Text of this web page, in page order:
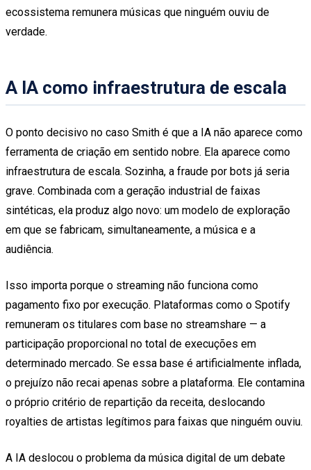
ecossistema remunera músicas que ninguém ouviu de
verdade.
A IA como infraestrutura de escala
O ponto decisivo no caso Smith é que a IA não aparece como
ferramenta de criação em sentido nobre. Ela aparece como
infraestrutura de escala. Sozinha, a fraude por bots já seria
grave. Combinada com a geração industrial de faixas
sintéticas, ela produz algo novo: um modelo de exploração
em que se fabricam, simultaneamente, a música e a
audiência.
Isso importa porque o streaming não funciona como
pagamento fixo por execução. Plataformas como o Spotify
remuneram os titulares com base no streamshare — a
participação proporcional no total de execuções em
determinado mercado. Se essa base é artificialmente inflada,
o prejuízo não recai apenas sobre a plataforma. Ele contamina
o próprio critério de repartição da receita, deslocando
royalties de artistas legítimos para faixas que ninguém ouviu.
A IA deslocou o problema da música digital de um debate